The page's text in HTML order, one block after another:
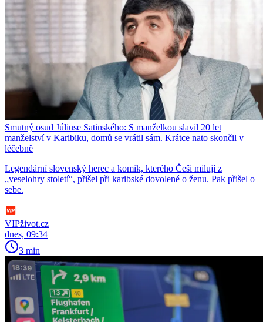
Smutný osud Júliuse Satinského: S manželkou slavil 20 let
manželství v Karibiku, domů se vrátil sám. Krátce nato skončil v
léčebně
Legendární slovenský herec a komik, kterého Češi milují z
„veselohry století“, přišel při karibské dovolené o ženu. Pak přišel o
sebe.
VIPživot.cz
dnes, 09:34
3 min